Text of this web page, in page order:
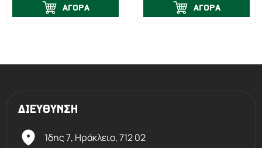
ΑΓΟΡΑ ΑΓΟΡΑ
ΔΙΕΥΘΥΝΣΗ
Ίδης 7, Ηράκλειο,712 02